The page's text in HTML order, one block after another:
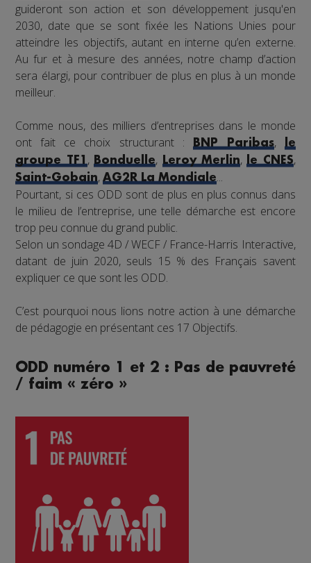
guideront son action et son développement jusqu'en
2030, date que se sont fixée les Nations Unies pour
atteindre les objectifs, autant en interne qu’en externe.
Au fur et à mesure des années, notre champ d’action
sera élargi, pour contribuer de plus en plus à un monde
meilleur.
Comme nous, des milliers d’entreprises dans le monde
ont fait ce choix structurant :
BNP Paribas,
le
groupe TF1 , Bonduelle, Leroy Merlin, le CNES,
Saint-Gobain,AG2R La Mondiale...
Pourtant, si ces ODD sont de plus en plus connus dans
le milieu de l’entreprise, une telle démarche est encore
trop peu connue du grand public.
Selon un sondage 4D / WECF / France-Harris Interactive,
datant de juin 2020, seuls 15 % des Français savent
expliquer ce que sont les ODD.
C’est pourquoi nous lions notre action à une démarche
de pédagogie en présentant ces 17 Objectifs.
ODD numéro 1 et 2 : Pas de pauvreté
/ faim « zéro »